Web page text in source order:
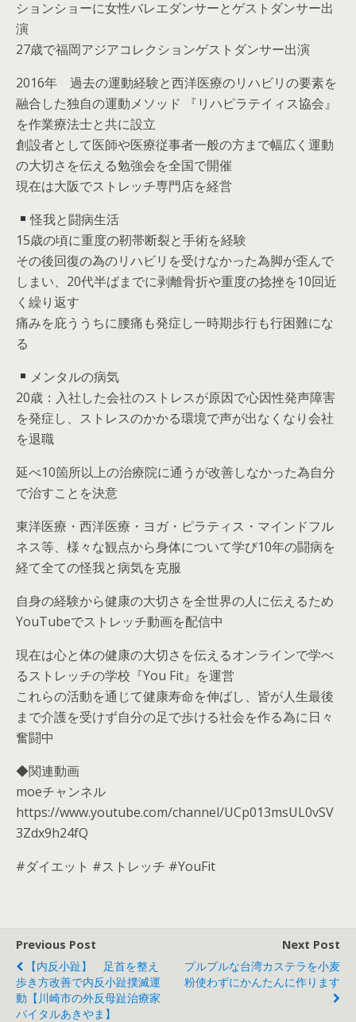
ションショーに女性バレエダンサーとゲストダンサー出
演
27歳で福岡アジアコレクションゲストダンサー出演
2016年 過去の運動経験と西洋医療のリハビリの要素を
融合した独自の運動メソッド 『リハピラテイィス協会』
を作業療法士と共に設立
創設者として医師や医療従事者一般の方まで幅広く運動
の大切さを伝える勉強会を全国で開催
現在は大阪でストレッチ専門店を経営
怪我と闘病生活
15歳の頃に重度の靭帯断裂と手術を経験
その後回復の為のリハビリを受けなかった為脚が歪んで
しまい、20代半ばまでに剥離骨折や重度の捻挫を10回近
く繰り返す
痛みを庇ううちに腰痛も発症し一時期歩行も行困難にな
る
メンタルの病気
20歳：入社した会社のストレスが原因で心因性発声障害
を発症し、ストレスのかかる環境で声が出なくなり会社
を退職
延べ10箇所以上の治療院に通うが改善しなかった為自分
で治すことを決意
東洋医療・西洋医療・ヨガ・ピラティス・マインドフル
ネス等、様々な観点から身体について学び10年の闘病を
経て全ての怪我と病気を克服
自身の経験から健康の大切さを全世界の人に伝えるため
YouTubeでストレッチ動画を配信中
現在は心と体の健康の大切さを伝えるオンラインで学べ
るストレッチの学校『You Fit』を運営
これらの活動を通じて健康寿命を伸ばし、皆が人生最後
まで介護を受けず自分の足で歩ける社会を作る為に日々
奮闘中
◆関連動画
moeチャンネル
https://www.youtube.com/channel/UCp013msUL0vSV
3Zdx9h24fQ
#ダイエット #ストレッチ #YouFit
Previous Post
【内反小趾】 足首を整え
歩き方改善で内反小趾撲滅運
動【川崎市の外反母趾治療家
バイタルあきやま】
Next Post
プルプルな台湾カステラを小麦
粉使わずにかんたんに作ります